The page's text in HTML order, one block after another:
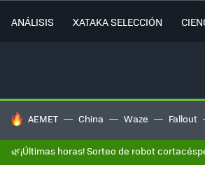
ANÁLISIS XATAKA SELECCIÓN
HOY SE HABLA DE
AEMET China Waze Fallout
🌿¡Últimas horas! Sorteo de robot